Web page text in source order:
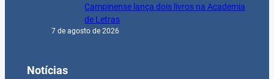
Campinense lança dois livros na Academia
de Letras
7 de agosto de 2026
Notícias